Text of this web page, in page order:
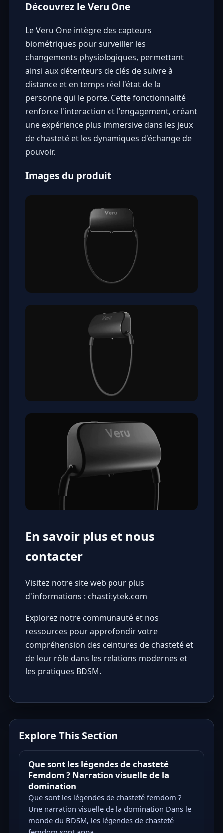
Découvrez le Veru One
Le Veru One intègre des capteurs
biométriques pour surveiller les
changements physiologiques, permettant
ainsi aux détenteurs de clés de suivre à
distance et en temps réel l'état de la
personne qui le porte. Cette fonctionnalité
renforce l'interaction et l'engagement, créant
une expérience plus immersive dans les jeux
de chasteté et les dynamiques d'échange de
pouvoir.
Images du produit
En savoir plus et nous
contacter
Visitez notre site web pour plus
d'informations : chastitytek.com
Explorez notre communauté et nos
ressources pour approfondir votre
compréhension des ceintures de chasteté et
de leur rôle dans les relations modernes et
les pratiques BDSM.
Explore This Section
Que sont les légendes de chasteté
Femdom ? Narration visuelle de la
domination
Que sont les légendes de chasteté femdom ?
Une narration visuelle de la domination Dans le
monde du BDSM, les légendes de chasteté